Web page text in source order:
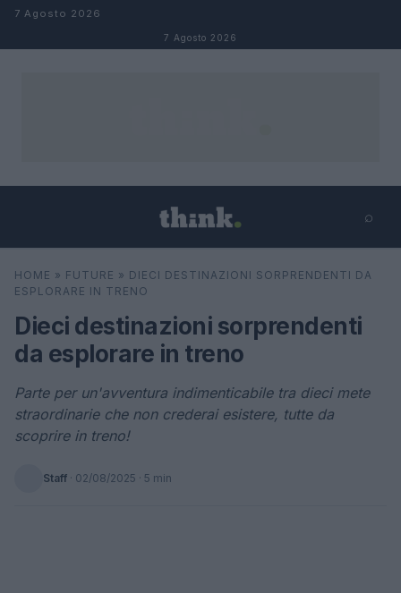
Salta al contenuto
7 Agosto 2026
7 Agosto 2026
⌕
Cerca ⌕ ×
HOME » FUTURE » DIECI DESTINAZIONI SORPRENDENTI DA
ESPLORARE IN TRENO
Dieci destinazioni sorprendenti
da esplorare in treno
Parte per un'avventura indimenticabile tra dieci mete
straordinarie che non crederai esistere, tutte da
scoprire in treno!
Staff · 02/08/2025 · 5 min